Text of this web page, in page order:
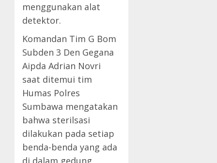
menggunakan alat
detektor.
Komandan Tim G Bom
Subden 3 Den Gegana
Aipda Adrian Novri
saat ditemui tim
Humas Polres
Sumbawa mengatakan
bahwa sterilsasi
dilakukan pada setiap
benda-benda yang ada
di dalam gedung